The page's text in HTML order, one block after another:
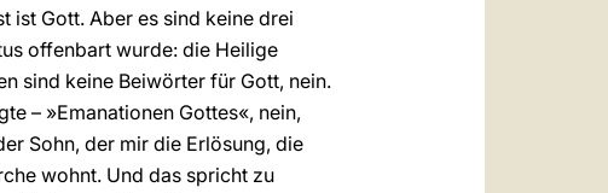
ist Gott. Aber es sind keine drei
offenbart wurde: die Heilige
sind keine Beiwörter für Gott, nein.
– »Emanationen Gottes«, nein,
Sohn, der mir die Erlösung, die
wohnt. Und das spricht zu